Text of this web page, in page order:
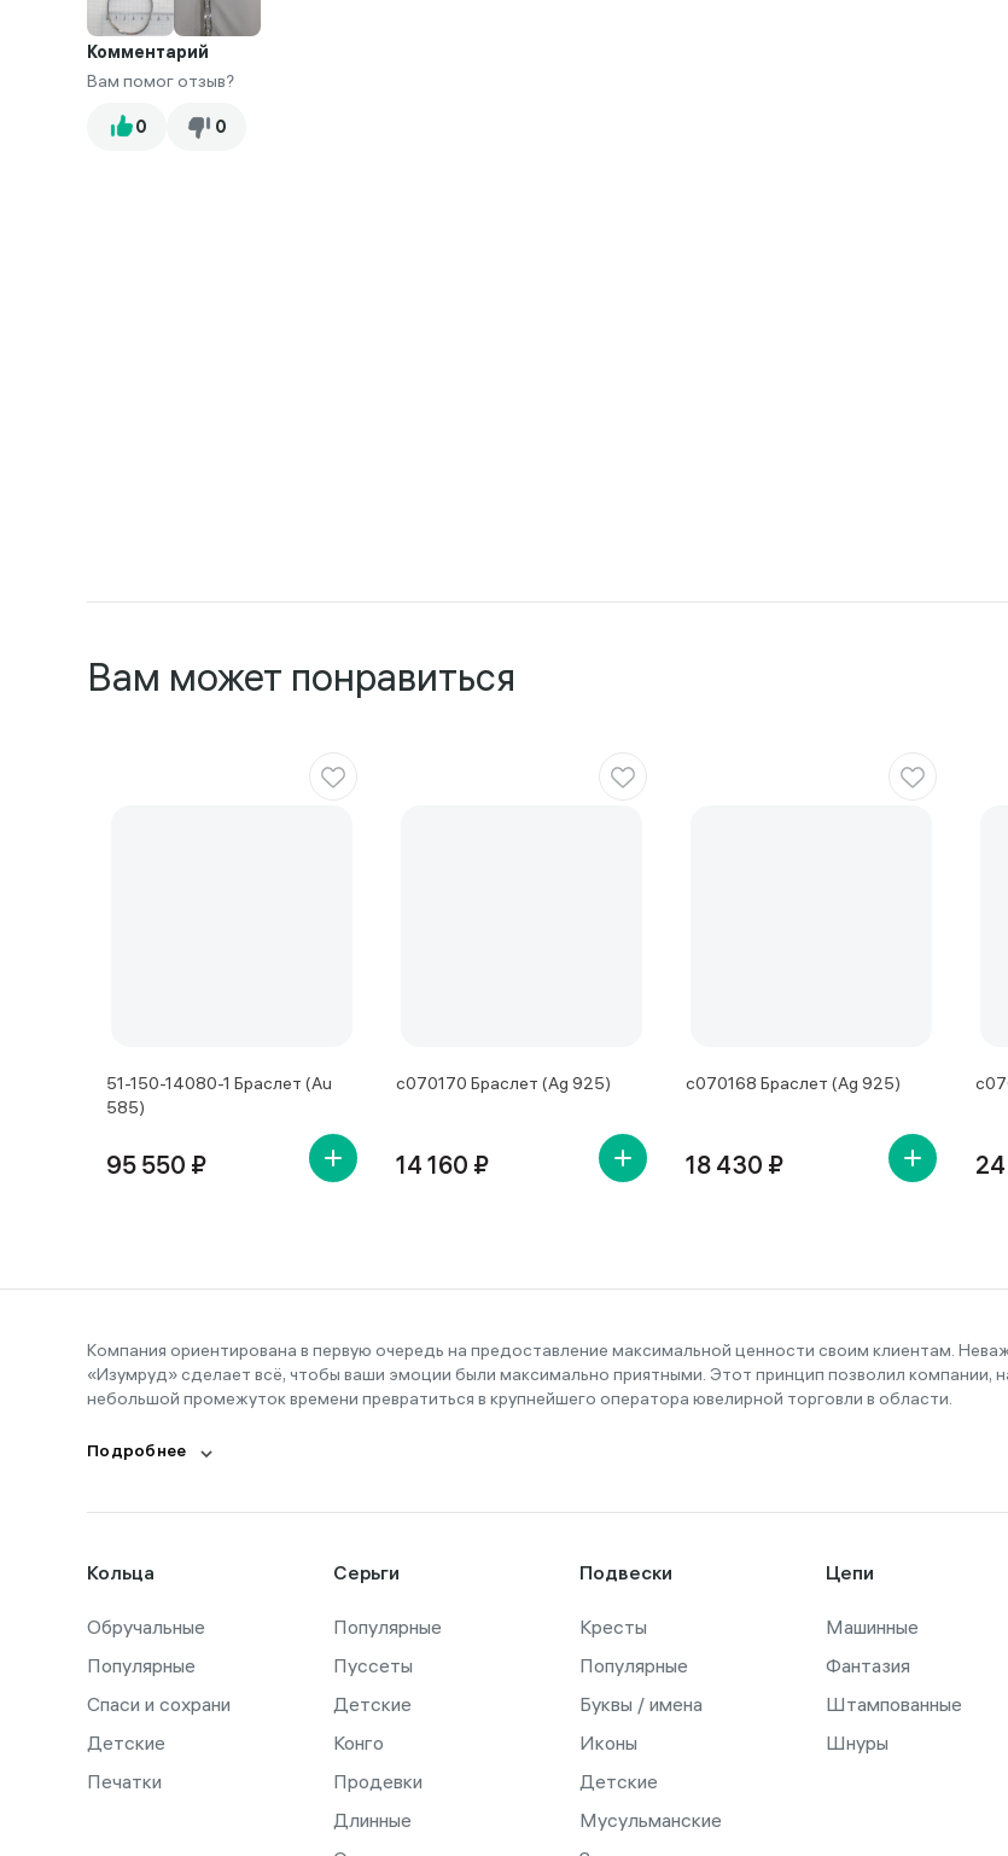
Комментарий
Вам помог отзыв?
Вам может понравиться
51-150-14080-1 Браслет (Au
585)
95 550 ₽
с070170 Браслет (Ag 925)
14 160 ₽
с070168 Браслет (Ag 925)
18 430 ₽
Компания ориентирована в первую очередь на предоставление максимальной ценности своим клиентам.
«Изумруд» сделает всё, чтобы ваши эмоции были максимально приятными. Этот принцип позволил компании,
небольшой промежуток времени превратиться в крупнейшего оператора ювелирной торговли в области.
Подробнее
Кольца
Обручальные
Популярные
Спаси и сохрани
Детские
Печатки
Серьги
Популярные
Пуссеты
Детские
Конго
Продевки
Длинные
Подвески
Кресты
Популярные
Буквы / имена
Иконы
Детские
Мусульманские
Цепи
Машинные
Фантазия
Штампованные
Шнуры